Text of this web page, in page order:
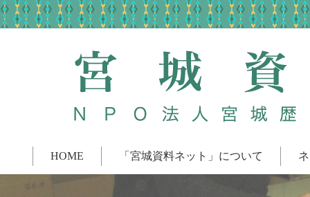
HOME 「宮城資料ネット」について